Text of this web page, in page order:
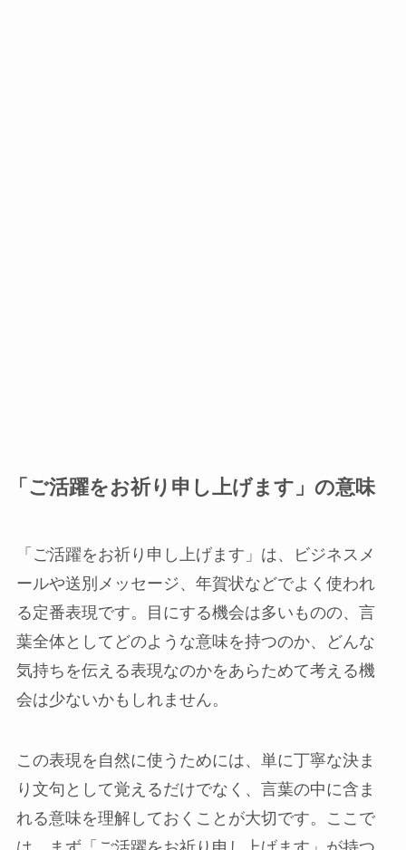
「ご活躍をお祈り申し上げます」の意味
「ご活躍をお祈り申し上げます」は、ビジネスメ
ールや送別メッセージ、年賀状などでよく使われ
る定番表現です。目にする機会は多いものの、言
葉全体としてどのような意味を持つのか、どんな
気持ちを伝える表現なのかをあらためて考える機
会は少ないかもしれません。
この表現を自然に使うためには、単に丁寧な決ま
り文句として覚えるだけでなく、言葉の中に含ま
れる意味を理解しておくことが大切です。ここで